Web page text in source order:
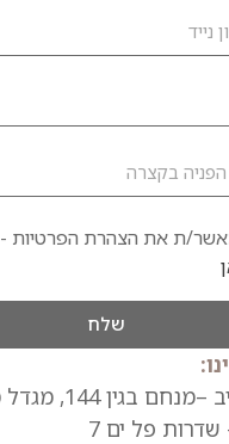
ת את הצהרת הפרטיות -
שלח
בגין 144, מגדל מידטאון
פל ים 7